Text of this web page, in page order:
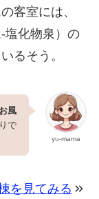
客室には、
塩化物泉）の
るそう。
yu-mama
風
で
を見てみる